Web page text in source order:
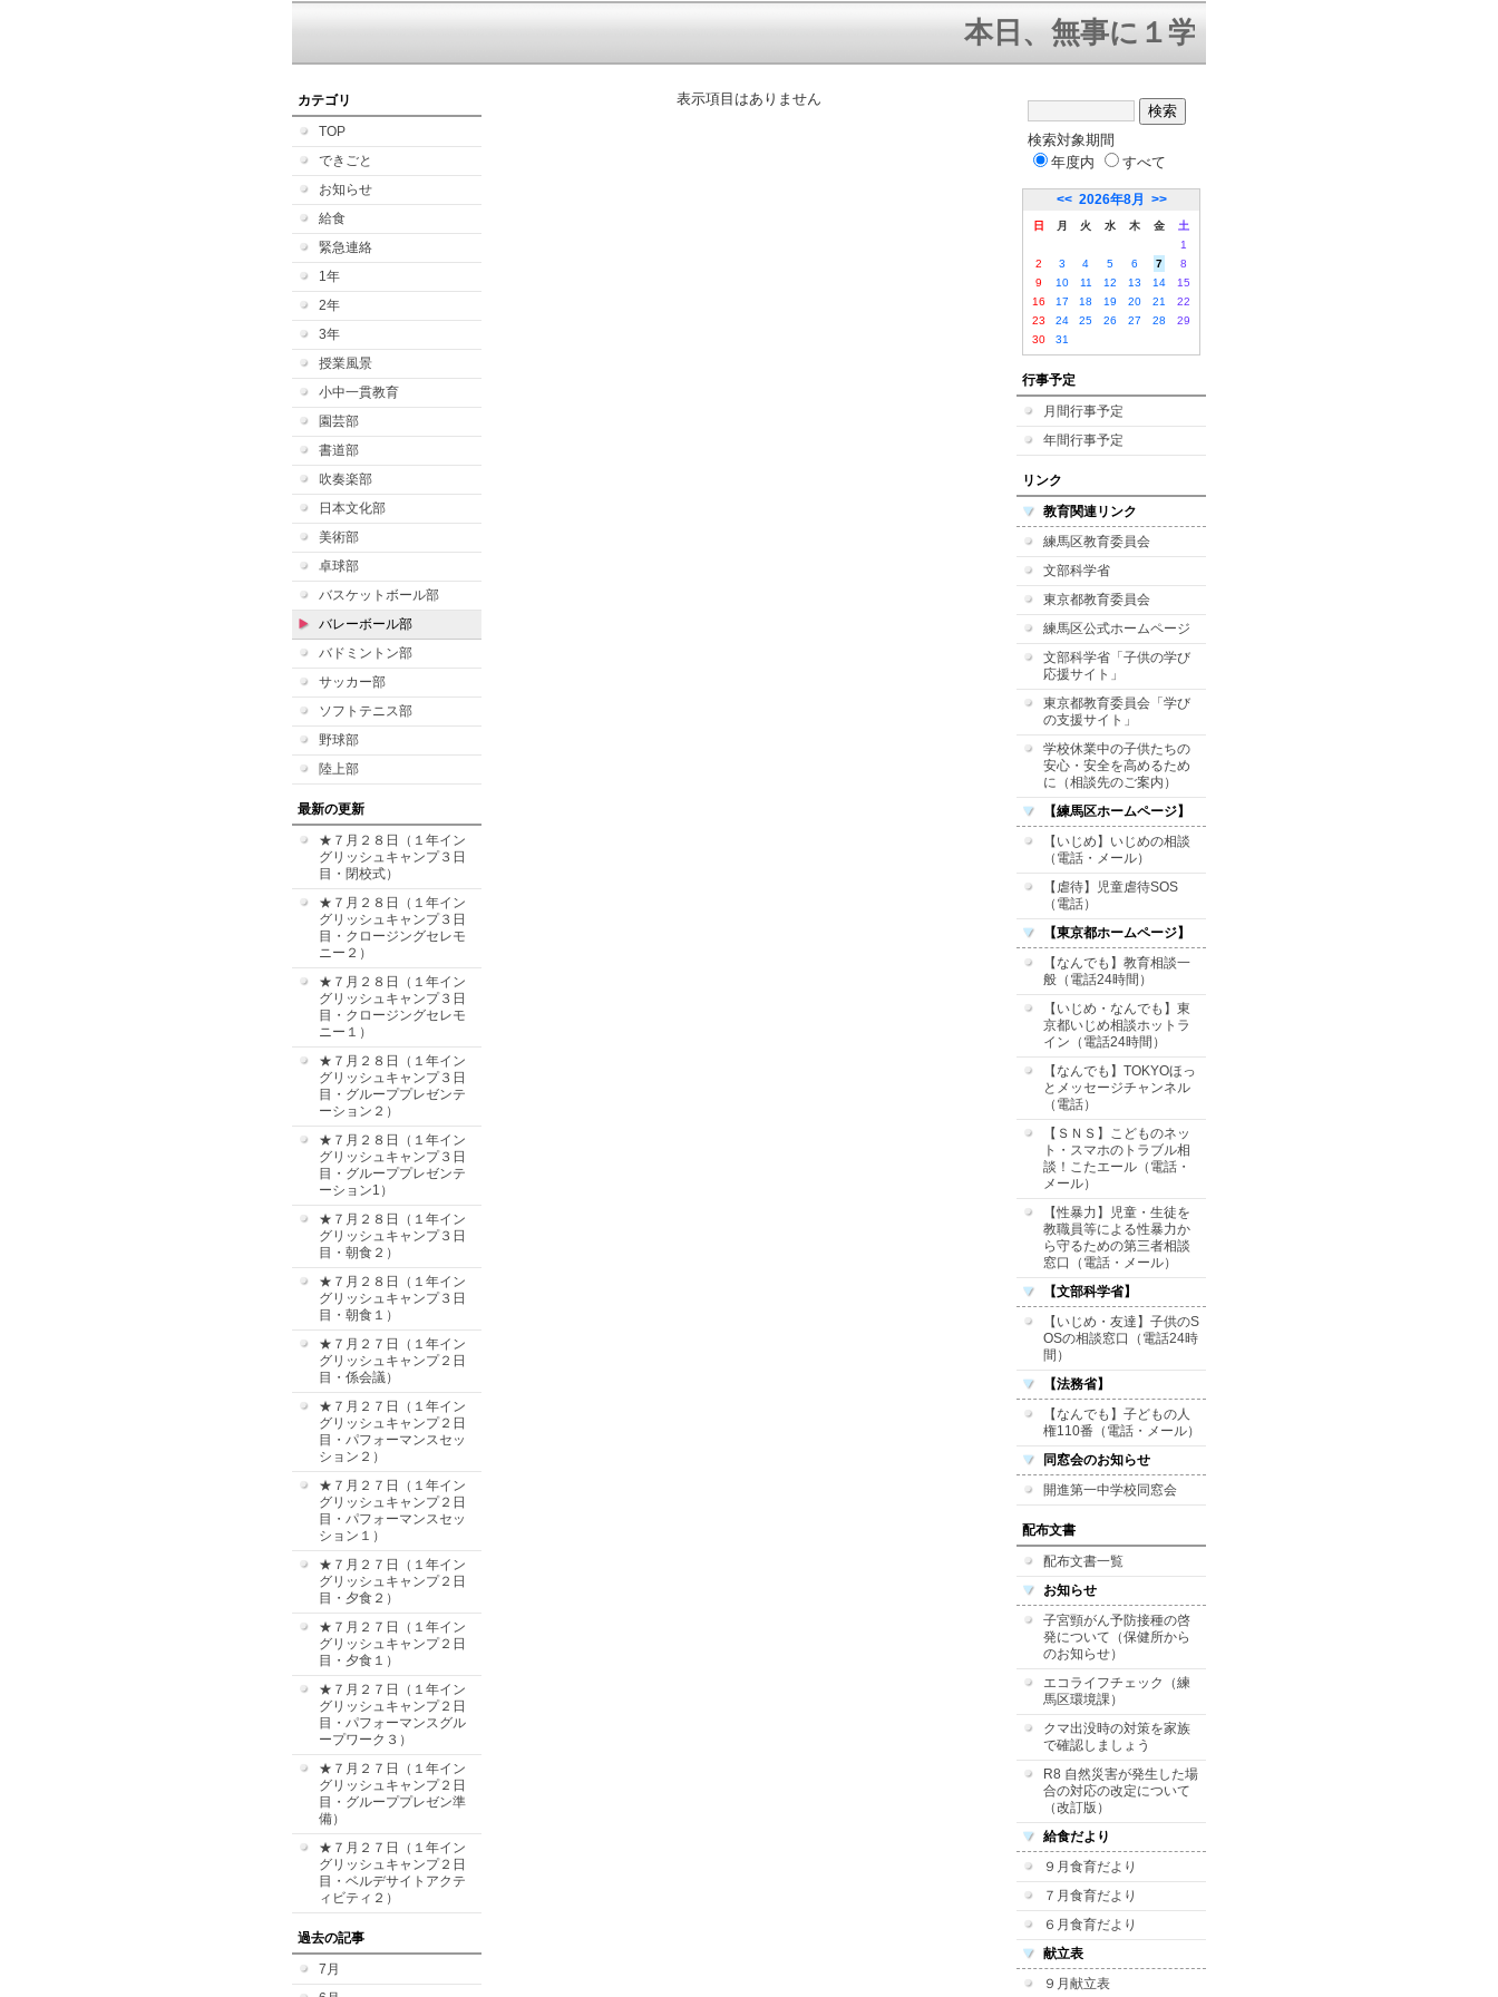
本日、無事に１学期終業式を迎えるこ
カテゴリ
TOP
できごと
お知らせ
給食
緊急連絡
1年
2年
3年
授業風景
小中一貫教育
園芸部
書道部
吹奏楽部
日本文化部
美術部
卓球部
バスケットボール部
バレーボール部
バドミントン部
サッカー部
ソフトテニス部
野球部
陸上部
最新の更新
★７月２８日（１年イン
グリッシュキャンプ３日
目・閉校式）
★７月２８日（１年イン
グリッシュキャンプ３日
目・クロージングセレモ
ニー２）
★７月２８日（１年イン
グリッシュキャンプ３日
目・クロージングセレモ
ニー１）
★７月２８日（１年イン
グリッシュキャンプ３日
目・グループプレゼンテ
ーション２）
★７月２８日（１年イン
グリッシュキャンプ３日
目・グループプレゼンテ
ーション1）
★７月２８日（１年イン
グリッシュキャンプ３日
目・朝食２）
★７月２８日（１年イン
グリッシュキャンプ３日
目・朝食１）
★７月２７日（１年イン
グリッシュキャンプ２日
目・係会議）
★７月２７日（１年イン
グリッシュキャンプ２日
目・パフォーマンスセッ
ション２）
★７月２７日（１年イン
グリッシュキャンプ２日
目・パフォーマンスセッ
ション１）
★７月２７日（１年イン
グリッシュキャンプ２日
目・夕食２）
★７月２７日（１年イン
グリッシュキャンプ２日
目・夕食１）
★７月２７日（１年イン
グリッシュキャンプ２日
目・パフォーマンスグル
ープワーク３）
★７月２７日（１年イン
グリッシュキャンプ２日
目・グループプレゼン準
備）
★７月２７日（１年イン
グリッシュキャンプ２日
目・ベルデサイトアクテ
ィビティ２）
過去の記事
7月
表示項目はありません
検索対象期間
年度内
すべて
<< 2026年8月 >>
日 月 火 水 木 金
土
1
2
3 4 5 6 7
8
9
10 11 12 13 14
15
16
17 18 19 20 21
22
23
24 25 26 27 28
29
30
31
行事予定
月間行事予定
年間行事予定
リンク
教育関連リンク
練馬区教育委員会
文部科学省
東京都教育委員会
練馬区公式ホームページ
文部科学省「子供の学び
応援サイト」
東京都教育委員会「学び
の支援サイト」
学校休業中の子供たちの
安心・安全を高めるため
に（相談先のご案内）
【練馬区ホームページ】
【いじめ】いじめの相談
（電話・メール）
【虐待】児童虐待SOS
（電話）
【東京都ホームページ】
【なんでも】教育相談一
般（電話24時間）
【いじめ・なんでも】東
京都いじめ相談ホットラ
イン（電話24時間）
【なんでも】TOKYOほっ
とメッセージチャンネル
（電話）
【ＳＮＳ】こどものネッ
ト・スマホのトラブル相
談！こたエール（電話・
メール）
【性暴力】児童・生徒を
教職員等による性暴力か
ら守るための第三者相談
窓口（電話・メール）
【文部科学省】
【いじめ・友達】子供のS
OSの相談窓口（電話24時
間）
【法務省】
【なんでも】子どもの人
権110番（電話・メール）
同窓会のお知らせ
開進第一中学校同窓会
配布文書
配布文書一覧
お知らせ
子宮頸がん予防接種の啓
発について（保健所から
のお知らせ）
エコライフチェック（練
馬区環境課）
クマ出没時の対策を家族
で確認しましょう
R8 自然災害が発生した場
合の対応の改定について
（改訂版）
給食だより
９月食育だより
７月食育だより
６月食育だより
献立表
９月献立表